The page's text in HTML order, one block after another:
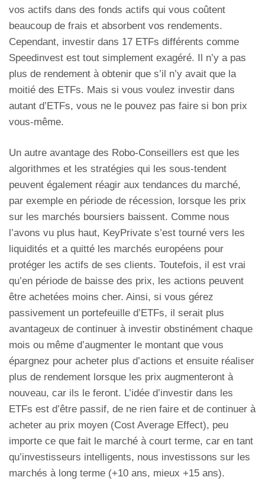
vos actifs dans des fonds actifs qui vous coûtent
beaucoup de frais et absorbent vos rendements.
Cependant, investir dans 17 ETFs différents comme
Speedinvest est tout simplement exagéré. Il n’y a pas
plus de rendement à obtenir que s’il n’y avait que la
moitié des ETFs. Mais si vous voulez investir dans
autant d’ETFs, vous ne le pouvez pas faire si bon prix
vous-même.
Un autre avantage des Robo-Conseillers est que les
algorithmes et les stratégies qui les sous-tendent
peuvent également réagir aux tendances du marché,
par exemple en période de récession, lorsque les prix
sur les marchés boursiers baissent. Comme nous
l’avons vu plus haut, KeyPrivate s’est tourné vers les
liquidités et a quitté les marchés européens pour
protéger les actifs de ses clients. Toutefois, il est vrai
qu’en période de baisse des prix, les actions peuvent
être achetées moins cher. Ainsi, si vous gérez
passivement un portefeuille d’ETFs, il serait plus
avantageux de continuer à investir obstinément chaque
mois ou même d’augmenter le montant que vous
épargnez pour acheter plus d’actions et ensuite réaliser
plus de rendement lorsque les prix augmenteront à
nouveau, car ils le feront. L’idée d’investir dans les
ETFs est d’être passif, de ne rien faire et de continuer à
acheter au prix moyen (Cost Average Effect), peu
importe ce que fait le marché à court terme, car en tant
qu’investisseurs intelligents, nous investissons sur les
marchés à long terme (+10 ans, mieux +15 ans).